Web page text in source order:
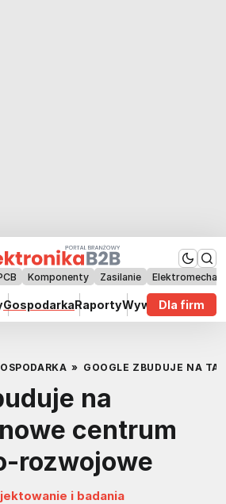
Komponenty Zasilanie
GospodarkaRaportyWywiadyDla firm
» GOOGLE ZBUDUJE NA
na
centrum
rozwojowe
i badania